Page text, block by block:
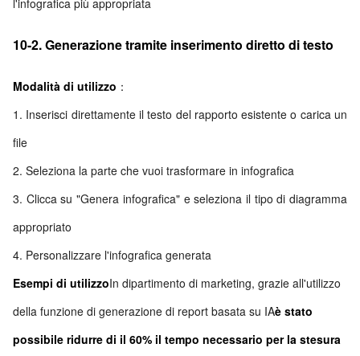
l'infografica più appropriata
10-2. Generazione tramite inserimento diretto di testo
Modalità di utilizzo ：
1. Inserisci direttamente il testo del rapporto esistente o carica un
file
2. Seleziona la parte che vuoi trasformare in infografica
3. Clicca su "Genera infografica" e seleziona il tipo di diagramma
appropriato
4. Personalizzare l'infografica generata
Esempi di utilizzoIn dipartimento di marketing, grazie all'utilizzo
della funzione di generazione di report basata su IAè stato
possibile ridurre di il 60% il tempo necessario per la stesura